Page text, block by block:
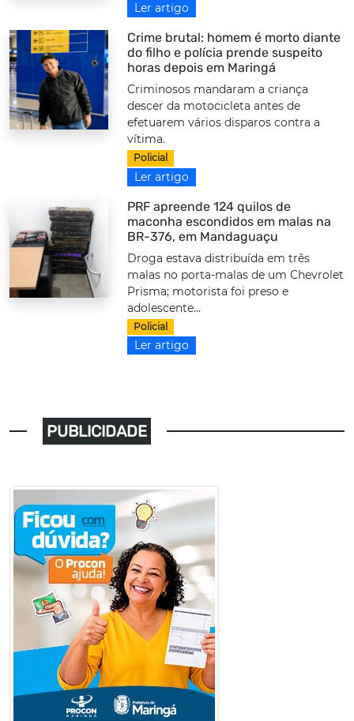
Ler artigo
Crime brutal: homem é morto diante
do filho e polícia prende suspeito
horas depois em Maringá
Criminosos mandaram a criança
descer da motocicleta antes de
efetuarem vários disparos contra a
vítima.
Policial
Ler artigo
PRF apreende 124 quilos de
maconha escondidos em malas na
BR-376, em Mandaguaçu
Droga estava distribuída em três
malas no porta-malas de um Chevrolet
Prisma; motorista foi preso e
adolescente...
Policial
Ler artigo
PUBLICIDADE